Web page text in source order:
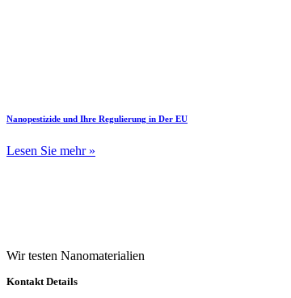
Nanopestizide und Ihre Regulierung in Der EU
Lesen Sie mehr »
Wir testen Nanomaterialien
Kontakt Details